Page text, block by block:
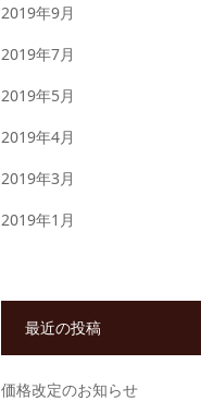
2019年9月
2019年7月
2019年5月
2019年4月
2019年3月
2019年1月
最近の投稿
価格改定のお知らせ